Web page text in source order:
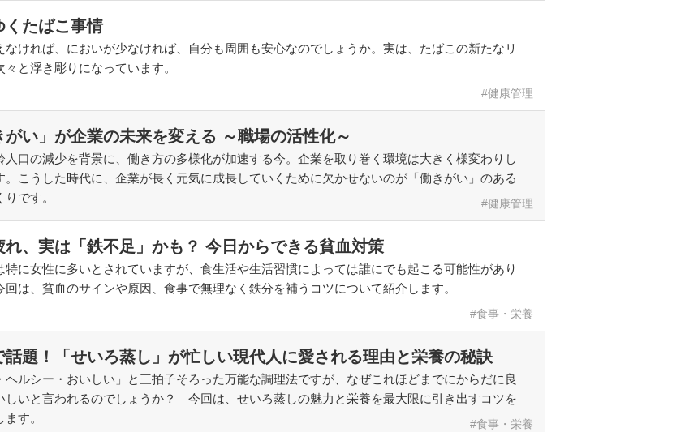
くたばこ事情
なければ、においが少なければ、自分も周囲も安心なのでしょうか。実は、たばこの新たなリ
々と浮き彫りになっています。
健康管理
がい」が企業の未来を変える ～職場の活性化～
人口の減少を背景に、働き方の多様化が加速する今。企業を取り巻く環境は大きく様変わりし
。こうした時代に、企業が長く元気に成長していくために欠かせないのが「働きがい」のある
です。
健康管理
れ、実は「鉄不足」かも？ 今日からできる貧血対策
特に女性に多いとされていますが、食生活や生活習慣によっては誰にでも起こる可能性があり
回は、貧血のサインや原因、食事で無理なく鉄分を補うコツについて紹介します。
食事・栄養
話題！「せいろ蒸し」が忙しい現代人に愛される理由と栄養の秘訣
ヘルシー・おいしい」と三拍子そろった万能な調理法ですが、なぜこれほどまでにからだに良
しいと言われるのでしょうか？ 今回は、せいろ蒸しの魅力と栄養を最大限に引き出すコツを
す。
食事・栄養